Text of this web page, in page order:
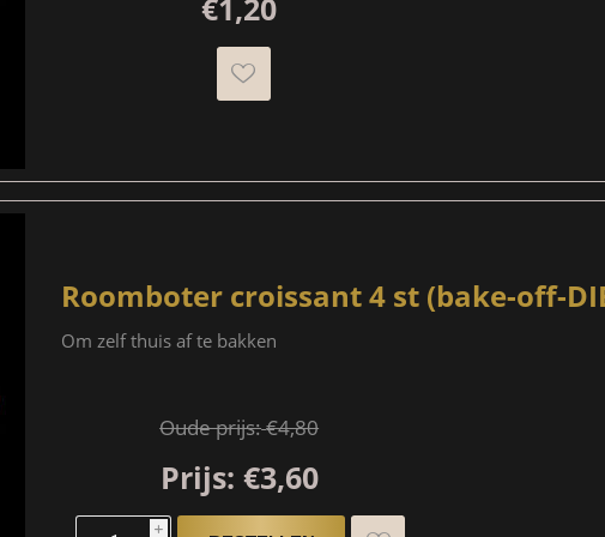
€1,20
Roomboter croissant 4 st (bake-off-
Om zelf thuis af te bakken
Oude prijs:€4,80
Prijs: €3,60
i